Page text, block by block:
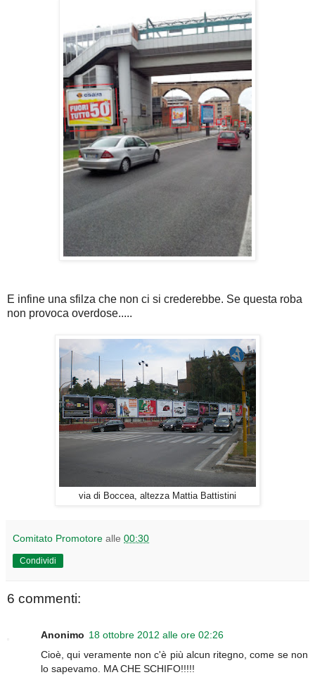
E infine una sfilza che non ci si crederebbe. Se questa roba
non provoca overdose.....
via di Boccea, altezza Mattia Battistini
Comitato Promotore alle 00:30
Condividi
6 commenti:
Anonimo 18 ottobre 2012 alle ore 02:26
Cioè, qui veramente non c'è più alcun ritegno, come se non
lo sapevamo. MA CHE SCHIFO!!!!!